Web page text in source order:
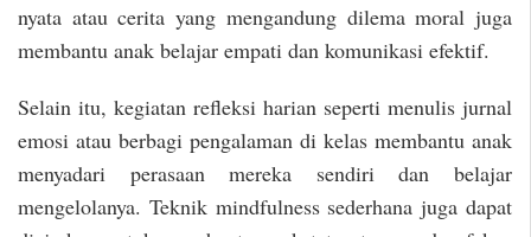
nyata atau cerita yang mengandung dilema moral juga
membantu anak belajar empati dan komunikasi efektif.
Selain itu, kegiatan refleksi harian seperti menulis jurnal
emosi atau berbagi pengalaman di kelas membantu anak
menyadari perasaan mereka sendiri dan belajar
mengelolanya. Teknik mindfulness sederhana juga dapat